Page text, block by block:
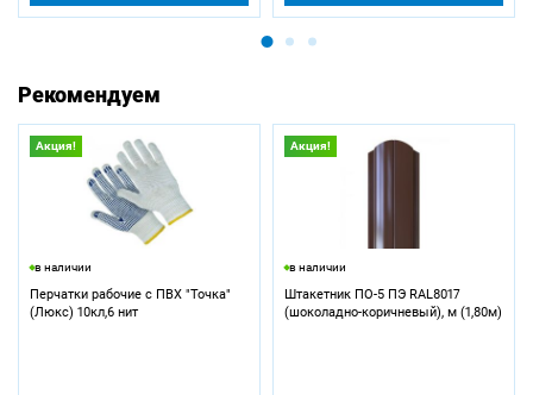
Рекомендуем
Акция!
в наличии
Перчатки рабочие с ПВХ "Точка"
(Люкс) 10кл,6 нит
Акция!
в наличии
Штакетник ПО-5 ПЭ RAL8017
(шоколадно-коричневый), м (1,80м)